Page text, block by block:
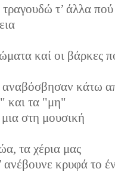
τραγουδώ τ’ άλλα
καί οι βάρκες
αναβόσβησαν κάτω
και τα "μη"
στη μουσική
τα χέρια μας
ανέβουνε κρυφά το